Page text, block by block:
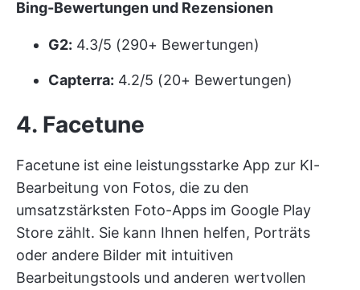
Bing-Bewertungen und Rezensionen
G2: 4.3/5 (290+ Bewertungen)
Capterra: 4.2/5 (20+ Bewertungen)
4. Facetune
Facetune ist eine leistungsstarke App zur KI-
Bearbeitung von Fotos, die zu den
umsatzstärksten Foto-Apps im Google Play
Store zählt. Sie kann Ihnen helfen, Porträts
oder andere Bilder mit intuitiven
Bearbeitungstools und anderen wertvollen